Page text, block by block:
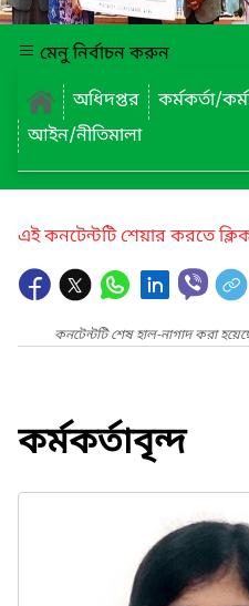
মেনু নির্বাচন করুন
অধিদপ্তর
কর্মকর্তা/
আইন/নীতিমালা
এই কনটেন্টটি শেয়ার করতে
কনটেন্টটি শেষ হাল-নাগাদ করা
কর্মকর্তাবৃন্দ